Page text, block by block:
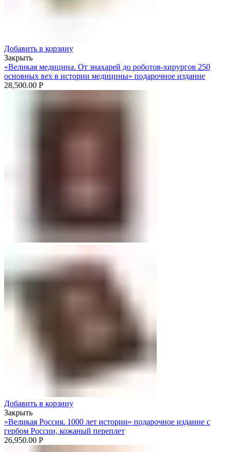
Добавить в корзину
Закрыть
«Великая медицина. От знахарей до роботов-хирургов 250
основных вех в истории медицины» подарочное издание
28,500.00 Р
Добавить в корзину
Закрыть
«Великая Россия. 1000 лет истории» подарочное издание с
гербом России, кожаный переплет
26,950.00 Р